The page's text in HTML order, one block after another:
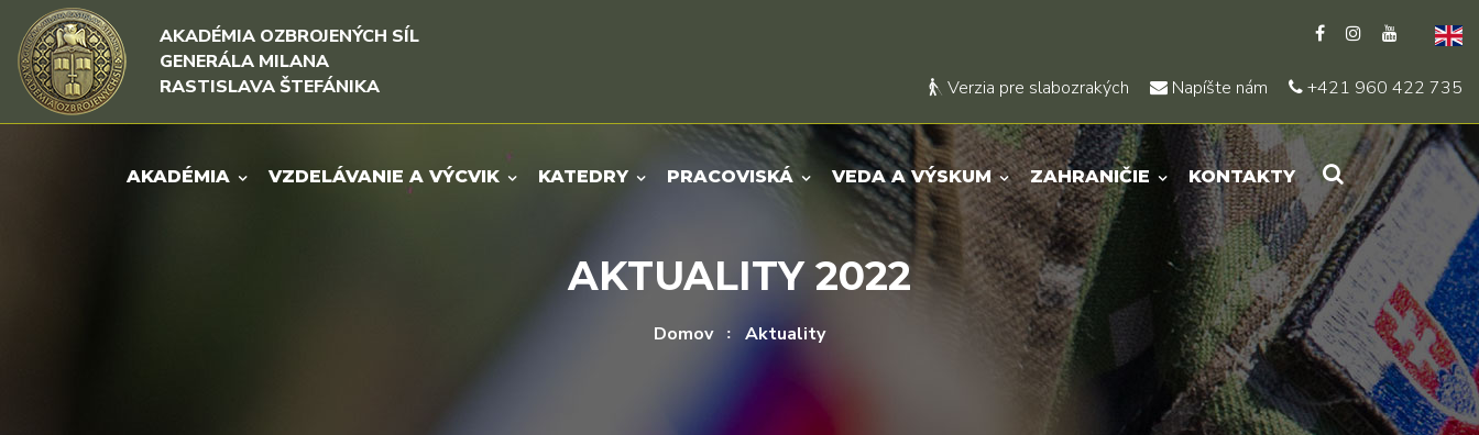
Rovno na obsah
Rovno na menu
AKADÉMIA OZBROJENÝCH SÍL
GENERÁLA MILANA
RASTISLAVA ŠTEFÁNIKA
Verzia pre slabozrakých Napíšte nám +421 960 422 735
AKADÉMIA VZDELÁVANIE A VÝCVIK KATEDRY PRACOVISKÁ VEDA A VÝSKUM ZAHRANIČIE KONTAKTY
AKTUALITY 2022
Domov Aktuality